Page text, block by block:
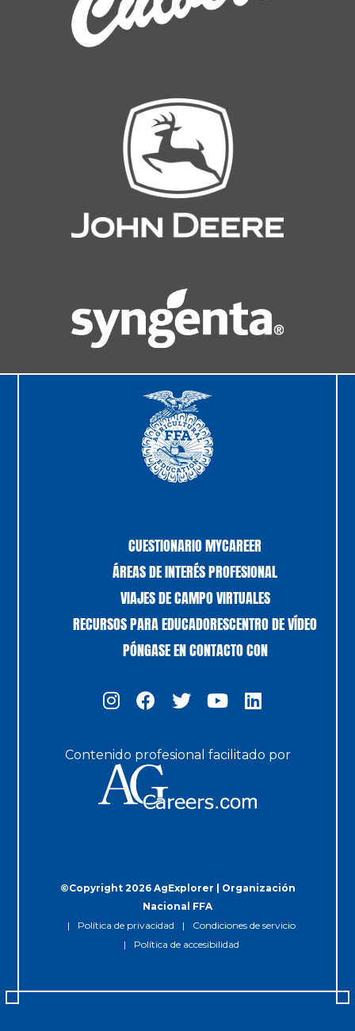
CUESTIONARIO MYCAREER
ÁREAS DE INTERÉS PROFESIONAL
VIAJES DE CAMPO VIRTUALES
RECURSOS PARA EDUCADORESCENTRO DE VÍDEO
PÓNGASE EN CONTACTO CON
Contenido profesional facilitado por
©Copyright 2026 AgExplorer | Organización
Nacional FFA
Política de privacidad
Condiciones de servicio
Política de accesibilidad